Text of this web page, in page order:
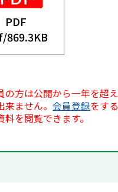
PDF
869.3KB
の方は公開から一年を超
来ません。会員登録をす
料を閲覧できます。